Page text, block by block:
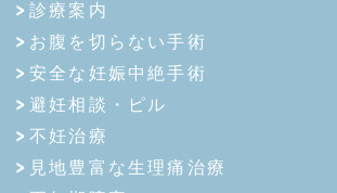
診療案内
お腹を切らない手術
安全な妊娠中絶手術
避妊相談・ピル
不妊治療
見地豊富な生理痛治療